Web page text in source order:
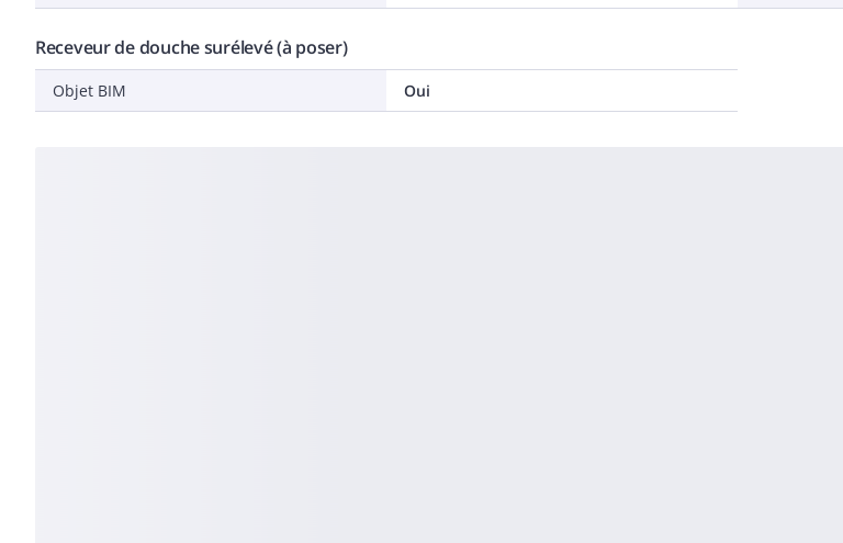
Receveur de douche surélevé (à poser)
Objet BIM Oui